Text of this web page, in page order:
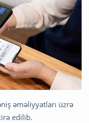
əməliyyatları üzrə
edilib.